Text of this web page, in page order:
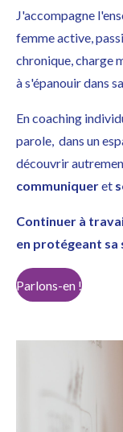
J'accompagne
femmeactive,
chronique,charge
à s'épanouir dans
En coaching
parole, dans un
découvrir
communiqueret
Continuer à
en protégeant sa
Parlons-en !